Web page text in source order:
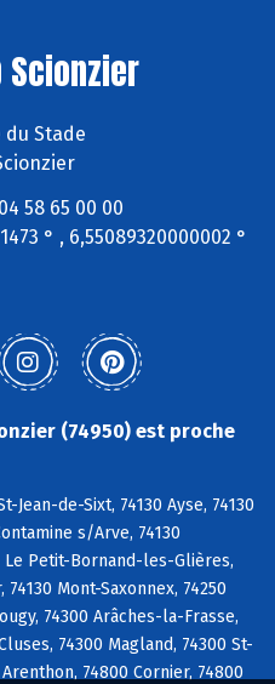
Scionzier
du Stade
58 65 00 00
° , 6,55089320000002 °
(74950) est proche
Jean-de-Sixt, 74130 Ayse, 74130
s/Arve, 74130
Le Petit-Bornand-les-Glières,
Mont-Saxonnex, 74250
74300 Arâches-la-Frasse,
74300 Magland, 74300 St-
74800 Cornier, 74800